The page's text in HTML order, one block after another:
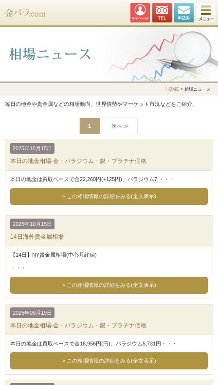
HOME > 相場ニュース
毎日の地金や貴金属などの相場動向、世界情勢やマーケット市況などをご紹介。
1 次へ ≫
2025年10月15日
本日の地金相場-金・パラジウム・銀・プラチナ価格
本日の地金は買取ベースで金22,260円(+125円)、パラジウム7,・・・
この相場情報の詳細をみる(全文表示)
2025年10月15日
14日海外貴金属相場
【14日】NY貴金属相場(中心月終値)
・・・
この相場情報の詳細をみる(全文表示)
2025年09月19日
本日の地金相場-金・パラジウム・銀・プラチナ価格
本日の地金は買取ベースで金18,956円(円)、パラジウム5,731円・・・
この相場情報の詳細をみる(全文表示)